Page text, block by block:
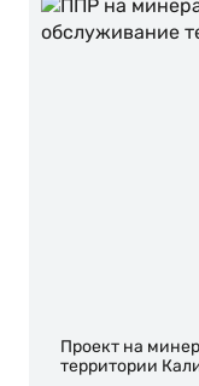
Проект на
территории